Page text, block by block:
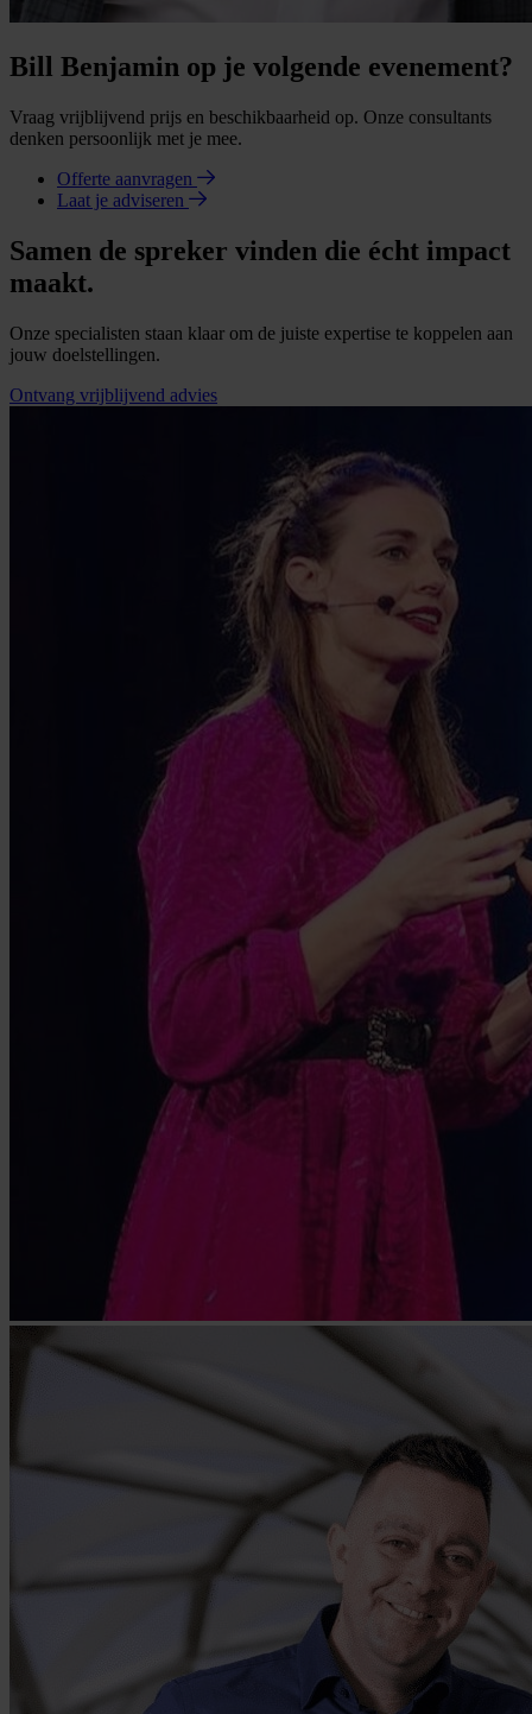
Bill Benjamin op je volgende evenement?
Vraag vrijblijvend prijs en beschikbaarheid op. Onze consultants
denken persoonlijk met je mee.
Offerte aanvragen
Laat je adviseren
Samen de spreker vinden die écht impact
maakt.
Onze specialisten staan klaar om de juiste expertise te koppelen aan
jouw doelstellingen.
Ontvang vrijblijvend advies